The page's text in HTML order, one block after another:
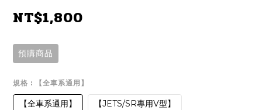
NT$1,800
預購商品
規格 : 【全車系通用】
【全車系通用】 【JETS/SR專用V型】